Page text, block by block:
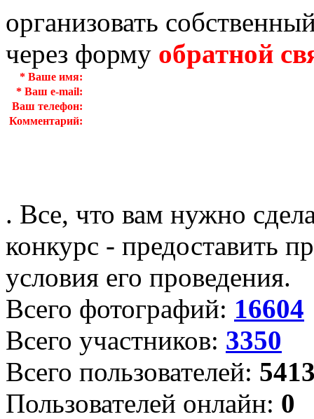
организовать
через форму обратной
* Ваше имя:
* Ваш e-mail:
Ваш телефон:
Комментарий:
. Все, что вам нужно
конкурс - предоставить
условия его проведения.
Всего фотографий: 16604
Всего участников: 3350
Всего пользователей:
Пользователей онлайн: 0